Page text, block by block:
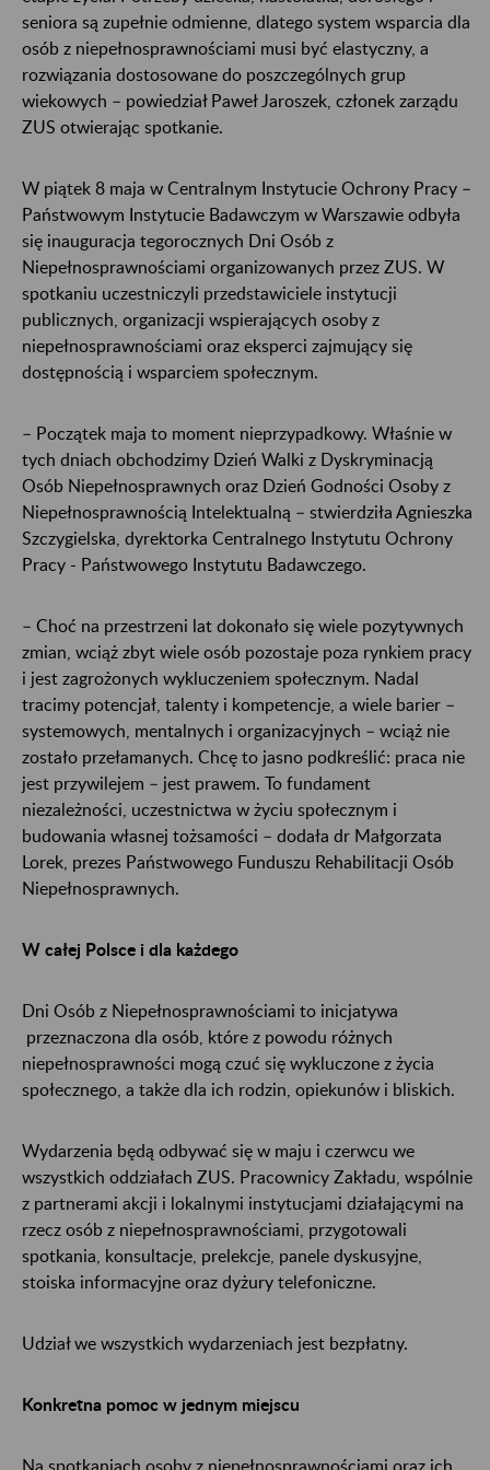
seniora są zupełnie odmienne, dlatego system wsparcia dla
osób z niepełnosprawnościami musi być elastyczny, a
rozwiązania dostosowane do poszczególnych grup
wiekowych – powiedział Paweł Jaroszek, członek zarządu
ZUS otwierając spotkanie.
W piątek 8 maja w Centralnym Instytucie Ochrony Pracy –
Państwowym Instytucie Badawczym w Warszawie odbyła
się inauguracja tegorocznych Dni Osób z
Niepełnosprawnościami organizowanych przez ZUS. W
spotkaniu uczestniczyli przedstawiciele instytucji
publicznych, organizacji wspierających osoby z
niepełnosprawnościami oraz eksperci zajmujący się
dostępnością i wsparciem społecznym.
– Początek maja to moment nieprzypadkowy. Właśnie w
tych dniach obchodzimy Dzień Walki z Dyskryminacją
Osób Niepełnosprawnych oraz Dzień Godności Osoby z
Niepełnosprawnością Intelektualną – stwierdziła Agnieszka
Szczygielska, dyrektorka Centralnego Instytutu Ochrony
Pracy - Państwowego Instytutu Badawczego.
– Choć na przestrzeni lat dokonało się wiele pozytywnych
zmian, wciąż zbyt wiele osób pozostaje poza rynkiem pracy
i jest zagrożonych wykluczeniem społecznym. Nadal
tracimy potencjał, talenty i kompetencje, a wiele barier –
systemowych, mentalnych i organizacyjnych – wciąż nie
zostało przełamanych. Chcę to jasno podkreślić: praca nie
jest przywilejem – jest prawem. To fundament
niezależności, uczestnictwa w życiu społecznym i
budowania własnej tożsamości – dodała dr Małgorzata
Lorek, prezes Państwowego Funduszu Rehabilitacji Osób
Niepełnosprawnych.
W całej Polsce i dla każdego
Dni Osób z Niepełnosprawnościami to inicjatywa
przeznaczona dla osób, które z powodu różnych
niepełnosprawności mogą czuć się wykluczone z życia
społecznego, a także dla ich rodzin, opiekunów i bliskich.
Wydarzenia będą odbywać się w maju i czerwcu we
wszystkich oddziałach ZUS. Pracownicy Zakładu, wspólnie
z partnerami akcji i lokalnymi instytucjami działającymi na
rzecz osób z niepełnosprawnościami, przygotowali
spotkania, konsultacje, prelekcje, panele dyskusyjne,
stoiska informacyjne oraz dyżury telefoniczne.
Udział we wszystkich wydarzeniach jest bezpłatny.
Konkretna pomoc w jednym miejscu
Na spotkaniach osoby z niepełnosprawnościami oraz ich